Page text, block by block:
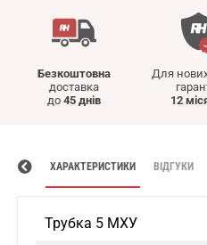
Безкоштовна
доставка
до45 днів
Для
12
ХАРАКТЕРИСТИКИ ВІДГУКИ
Трубка 5 МХУ